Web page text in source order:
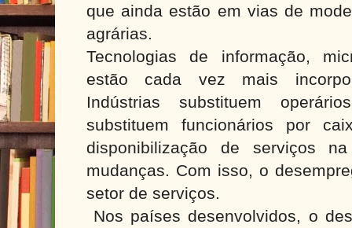
que ainda estão em vias de
agrárias.
Tecnologias de informação,
estão cada vez mais
Indústrias substituem
substituem funcionários por
disponibilização de serviços
mudanças. Com isso, o
setor de serviços.
Nos países desenvolvidos, o